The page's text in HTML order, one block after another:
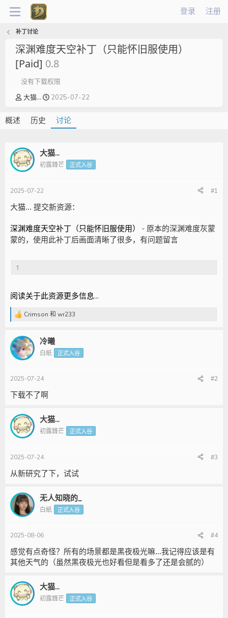
登录 注册
补丁讨论
深渊难度天空补丁（只能怀旧服使用）
[Paid] 0.8
没有下载权限
主
大猫...
开
时
2025-07-22
概述 历史 讨论
大猫...
初露鋒芒 正式入谷
2025-07-22 #1
大猫... 提交新资源：
深渊难度天空补丁（只能怀旧服使用）
- 原本的深渊难度灰蒙
蒙的，使用此补丁后画面清晰了很多，有问题留言
1
阅读关于此资源更多信息...
反 Crimson 和 wr233
冷曦
白紙 正式入谷
2025-07-24 #2
下载不了啊
大猫...
初露鋒芒 正式入谷
2025-07-24 #3
从新研究了下，试试
无人知晓的_
白紙 正式入谷
2025-08-06 #4
感觉有点奇怪？所有的场景都是黑夜极光嘛...我记得应该是有
其他天气的（虽然黑夜极光也好看但是看多了还是会腻的）
大猫...
初露鋒芒 正式入谷